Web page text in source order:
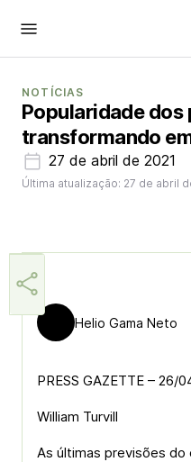
NOTÍCIAS
Popularidade
transformando
27 de abril de 2021
Última atualização: 27 de abril
Helio Gama Neto
PRESS GAZETTE – 26/
William Turvill
As últimas previsões